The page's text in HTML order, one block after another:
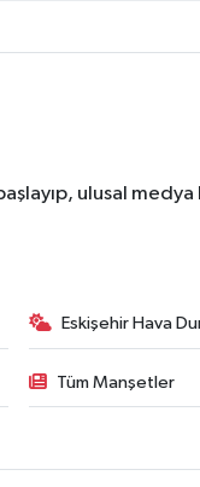
ulusal
Eskişehir Hava
Tüm Manşetler